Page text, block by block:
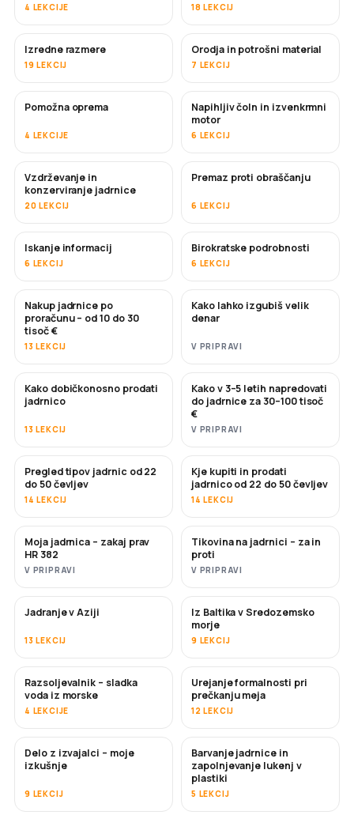
4 LEKCIJE 18 LEKCIJ
Izredne razmere
19 LEKCIJ
Orodja in potrošni material
7 LEKCIJ
Pomožna oprema
4 LEKCIJE
Napihljiv čoln in izvenkrmni
motor
6 LEKCIJ
Vzdrževanje in
konzerviranje jadrnice
20 LEKCIJ
KMALU
Premaz proti obraščanju
6 LEKCIJ
Iskanje informacij
6 LEKCIJ
Birokratske podrobnosti
6 LEKCIJ
KMALU
Nakup jadrnice po
proračunu – od 10 do 30
tisoč €
13 LEKCIJ
KMALU
Kako lahko izgubiš velik
denar
V PRIPRAVI
NOVO
Kako dobičkonosno prodati
jadrnico
13 LEKCIJ
NOVO
Kako v 3–5 letih napredovati
do jadrnice za 30–100 tisoč
€
V PRIPRAVI
KMALU
Pregled tipov jadrnic od 22
do 50 čevljev
14 LEKCIJ
KMALU
Kje kupiti in prodati
jadrnico od 22 do 50 čevljev
14 LEKCIJ
KMALU
Moja jadrnica – zakaj prav
HR 382
V PRIPRAVI
KMALU
Tikovina na jadrnici – za in
proti
V PRIPRAVI
KMALU
Jadranje v Aziji
13 LEKCIJ
KMALU
Iz Baltika v Sredozemsko
morje
9 LEKCIJ
KMALU
Razsoljevalnik – sladka
voda iz morske
4 LEKCIJE
Urejanje formalnosti pri
prečkanju meja
12 LEKCIJ
KMALU
Delo z izvajalci – moje
izkušnje
9 LEKCIJ
KMALU
Barvanje jadrnice in
zapolnjevanje lukenj v
plastiki
5 LEKCIJ